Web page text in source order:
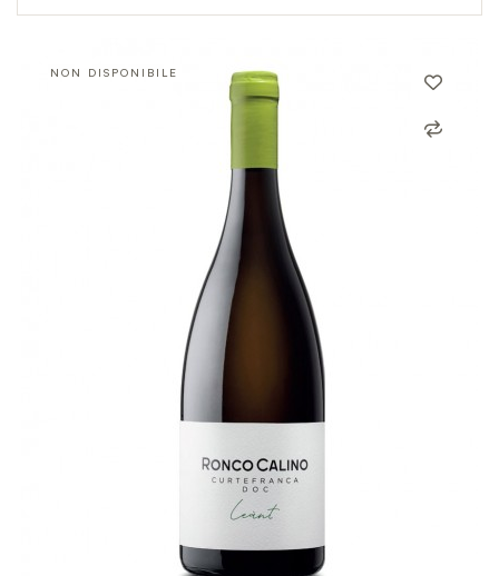
NON DISPONIBILE